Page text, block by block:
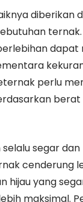
diberikan
perlu
berat
selalu segar
cenderung
hijau yang
maksimal.